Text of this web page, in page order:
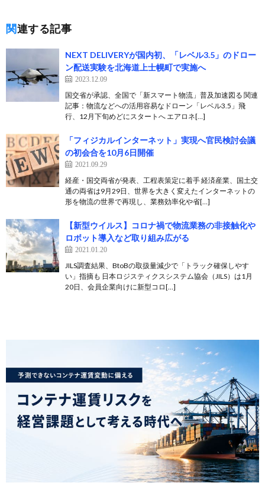
関連する記事
NEXT DELIVERYが国内初、「レベル3.5」のドロー
ン配送実験を北海道上士幌町で実施へ
2023.12.09
国交省が承認、全国で「新スマート物流」普及加速図る 関連
記事：物流などへの活用容易なドローン「レベル3.5」飛
行、12月下旬めどにスタートへ エアロネ[…]
「フィジカルインターネット」実現へ官民検討会議
の初会合を10月6日開催
2021.09.29
経産・国交両省が発表、工程表策定に着手 経済産業、国土交
通の両省は9月29日、世界を大きく変えたインターネットの
形を物流の世界で再現し、業務効率化や省[…]
【新型ウイルス】コロナ禍で物流業務の非接触化や
ロボット導入など取り組み広がる
2021.01.20
JILS調査結果、BtoBの取扱量減少で「トラック確保しやす
い」指摘も 日本ロジスティクスシステム協会（JILS）は1月
20日、会員企業向けに新型コロ[…]